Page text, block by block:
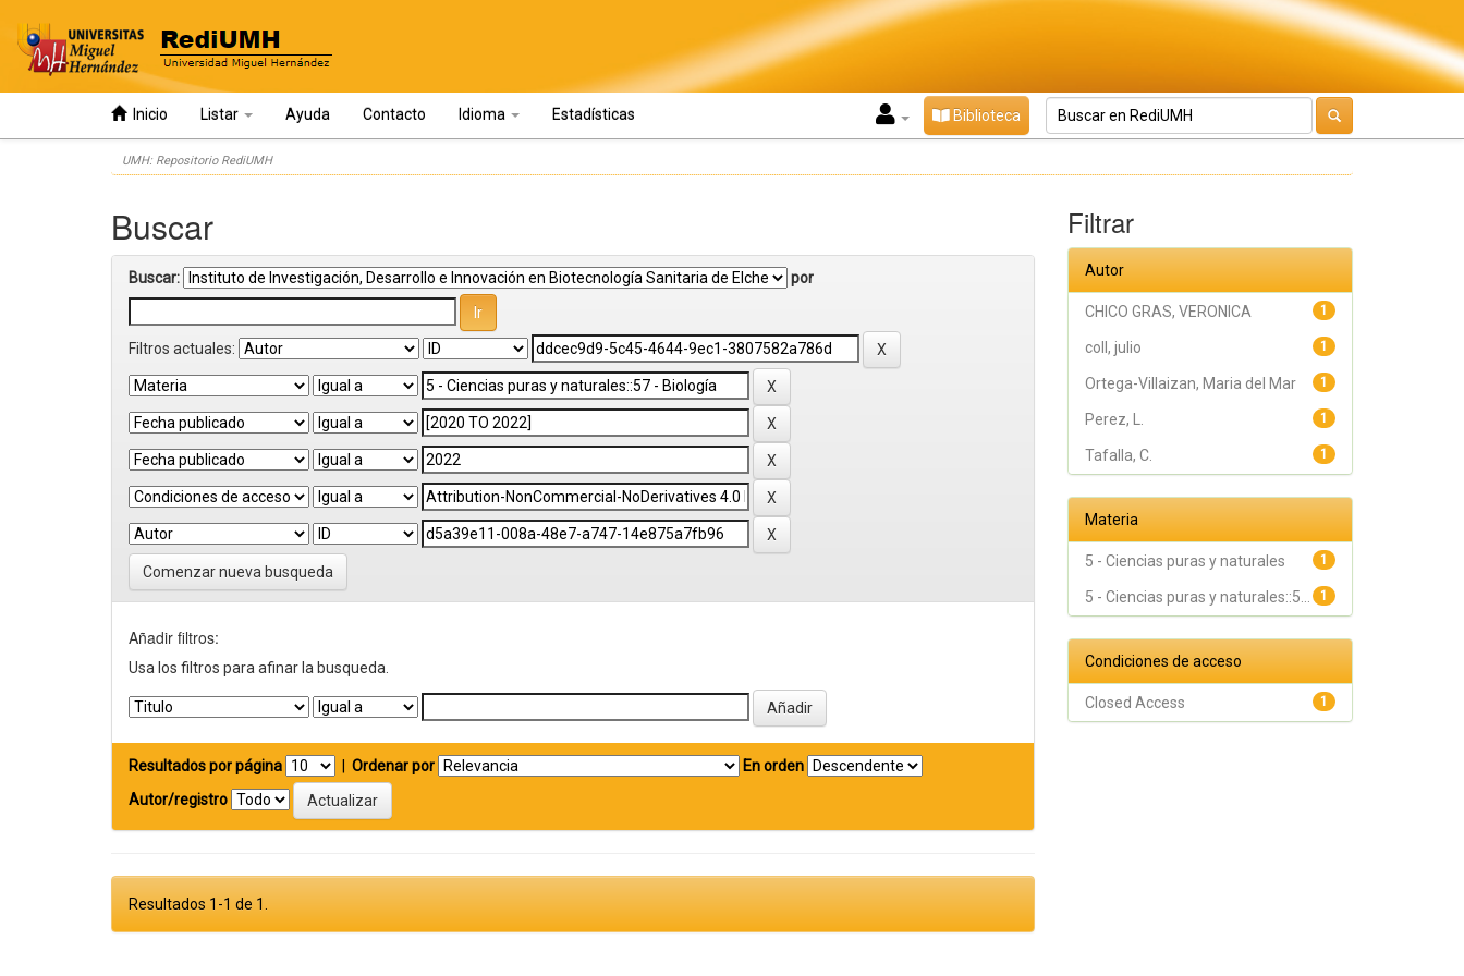
Inicio Listar Ayuda Contacto Idioma Estadísticas Biblioteca
UMH: Repositorio RediUMH
Buscar
Buscar: por
Filtros actuales:
Comenzar nueva busqueda
Añadir filtros:
Usa los filtros para afinar la busqueda.
Resultados por página Ordenar por
En orden
Autor/registro
Resultados 1-1 de 1.
Filtrar
Autor
1
CHICO GRAS, VERONICA
1
coll, julio
1
Ortega-Villaizan, Maria del Mar
1
Perez, L.
1
Tafalla, C.
Materia
1
5 - Ciencias puras y naturales
1
5 - Ciencias puras y naturales::5...
Condiciones de acceso
1
Closed Access